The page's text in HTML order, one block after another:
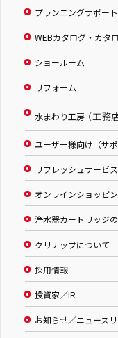
プランニングサポート
WEBカタログ・カタ
ショールーム
リフォーム
水まわり工房 （工務
ユーザー様向け（サ
リフレッシュサービス
オンラインショッピ
浄水器カートリッジ
クリナップについて
採用情報
投資家／IR
お知らせ／ニュース